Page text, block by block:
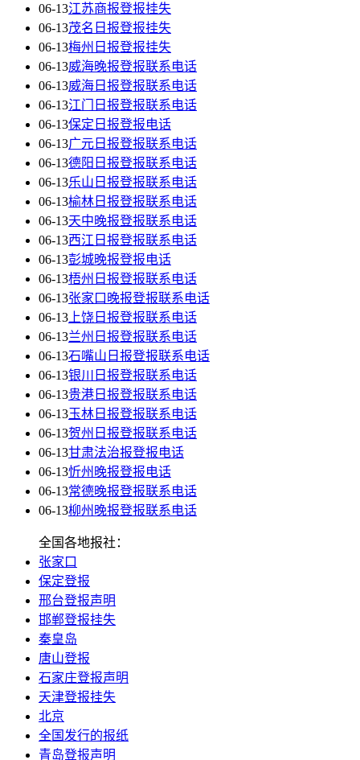
06-13江苏商报登报挂失
06-13茂名日报登报挂失
06-13梅州日报登报挂失
06-13威海晚报登报联系电话
06-13威海日报登报联系电话
06-13江门日报登报联系电话
06-13保定日报登报电话
06-13广元日报登报联系电话
06-13德阳日报登报联系电话
06-13乐山日报登报联系电话
06-13榆林日报登报联系电话
06-13天中晚报登报联系电话
06-13西江日报登报联系电话
06-13彭城晚报登报电话
06-13梧州日报登报联系电话
06-13张家口晚报登报联系电话
06-13 上饶日报登报联系电话
06-13兰州日报登报联系电话
06-13石嘴山日报登报联系电话
06-13银川日报登报联系电话
06-13贵港日报登报联系电话
06-13玉林日报登报联系电话
06-13贺州日报登报联系电话
06-13甘肃法治报登报电话
06-13忻州晚报登报电话
06-13常德晚报登报联系电话
06-13柳州晚报登报联系电话
全国各地报社：
张家口
保定登报
邢台登报声明
邯郸登报挂失
秦皇岛
唐山登报
石家庄登报声明
天津登报挂失
北京
全国发行的报纸
青岛登报声明